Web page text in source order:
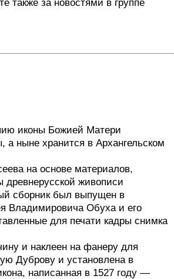
также за новостями в группе
иконы Божией Матери
а ныне хранится в Архангельском
на основе материалов,
живописи
сборник был выпущен в
Владимировича Обуха и его
для печати кадры снимка
и наклеен на фанеру для
Дуброву и установлена в
написанная в 1527 году —